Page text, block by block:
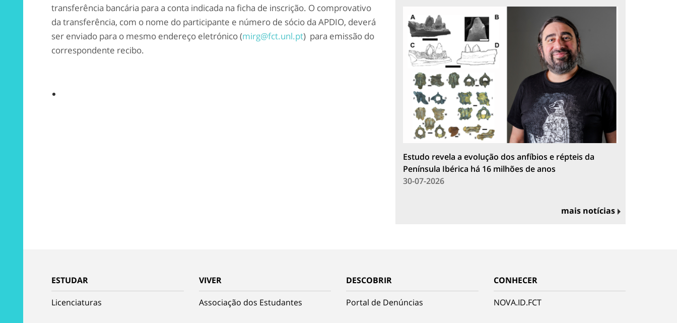
transferência bancária para a conta indicada na ficha de inscrição. O comprovativo
da transferência, com o nome do participante e número de sócio da APDIO, deverá
ser enviado para o mesmo endereço eletrónico (mirg@fct.unl.pt) para emissão do
correspondente recibo.
Estudo revela a evolução dos anfíbios e répteis da
Península Ibérica há 16 milhões de anos
30-07-2026
mais notícias
ESTUDAR
Licenciaturas
VIVER
Associação dos Estudantes
DESCOBRIR
Portal de Denúncias
CONHECER
NOVA.ID.FCT